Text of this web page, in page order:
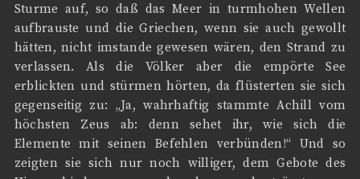
Sturme auf, so daß das Meer in turmhohen Wellen
aufbrauste und die Griechen, wenn sie auch gewollt
hätten, nicht imstande gewesen wären, den Strand zu
verlassen. Als die Völker aber die empörte See
erblickten und stürmen hörten, da flüsterten sie sich
gegenseitig zu: „Ja, wahrhaftig stammte Achill vom
höchsten Zeus ab: denn sehet ihr, wie sich die
Elemente mit seinen Befehlen verbünden!“ Und so
zeigten sie sich nur noch williger, dem Gebote des